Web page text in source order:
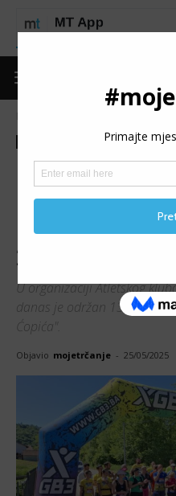
Izdvojeno Trke
13.
BRANKA
maraton u
25 finišera
U organizaciji Atletskog
danas je održan 13. po
Ćopića".
Objavio mojetrčanje - 25/05/2025